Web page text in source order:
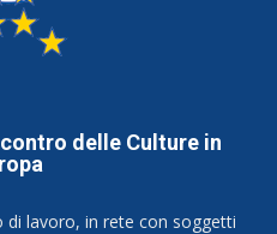
delle Culture in
di lavoro, in rete con soggetti